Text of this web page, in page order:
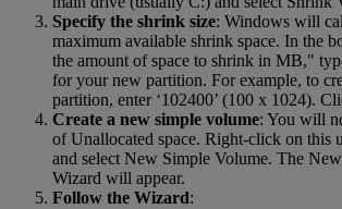
Specify the shrink size: Windows will
maximum available shrink space. In the
the amount of space to shrink in MB,"
for your new partition. For example, to
partition, enter ‘102400’ (100 x 1024).
Create a new simple volume: You will
of Unallocated space. Right-click on this
and select New Simple Volume. The
Wizard will appear.
Follow the Wizard: